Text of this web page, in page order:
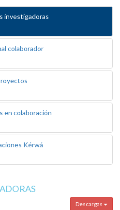
investigadoras
colaborador
en colaboración
Kérwá
Descargas